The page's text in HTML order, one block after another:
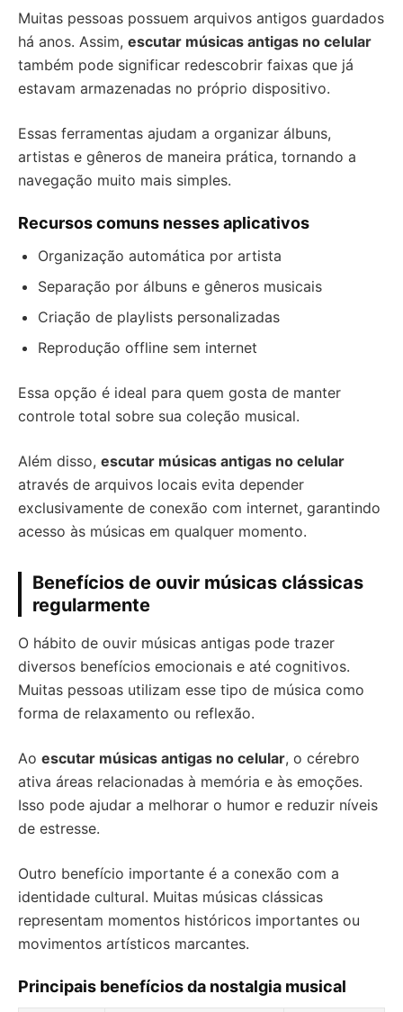
Muitas pessoas possuem arquivos antigos guardados
há anos. Assim, escutar músicas antigas no celular
também pode significar redescobrir faixas que já
estavam armazenadas no próprio dispositivo.
Essas ferramentas ajudam a organizar álbuns,
artistas e gêneros de maneira prática, tornando a
navegação muito mais simples.
Recursos comuns nesses aplicativos
Organização automática por artista
Separação por álbuns e gêneros musicais
Criação de playlists personalizadas
Reprodução offline sem internet
Essa opção é ideal para quem gosta de manter
controle total sobre sua coleção musical.
Além disso, escutar músicas antigas no celular
através de arquivos locais evita depender
exclusivamente de conexão com internet, garantindo
acesso às músicas em qualquer momento.
Benefícios de ouvir músicas clássicas
regularmente
O hábito de ouvir músicas antigas pode trazer
diversos benefícios emocionais e até cognitivos.
Muitas pessoas utilizam esse tipo de música como
forma de relaxamento ou reflexão.
Ao escutar músicas antigas no celular, o cérebro
ativa áreas relacionadas à memória e às emoções.
Isso pode ajudar a melhorar o humor e reduzir níveis
de estresse.
Outro benefício importante é a conexão com a
identidade cultural. Muitas músicas clássicas
representam momentos históricos importantes ou
movimentos artísticos marcantes.
Principais benefícios da nostalgia musical